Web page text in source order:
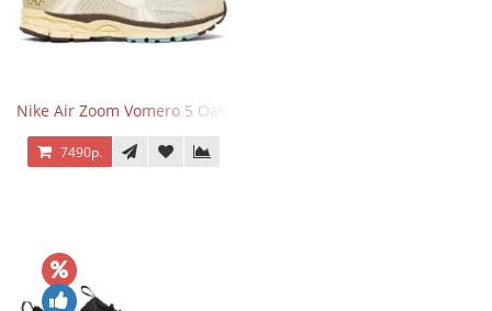
Nike Air Zoom Vomero 5 Oatmeal
7490р.